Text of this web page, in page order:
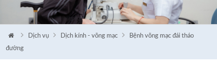
Dịch vụ Dịch kính - võng mạc
Bệnh võng mạc đái tháo
đường